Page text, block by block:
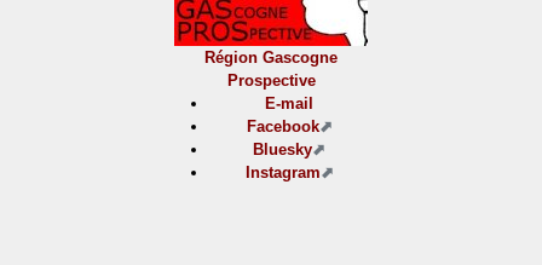
Région Gascogne
Prospective
E-mail
Facebook
Bluesky
Instagram